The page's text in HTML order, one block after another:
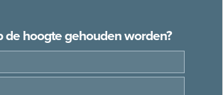
de hoogte gehouden worden?